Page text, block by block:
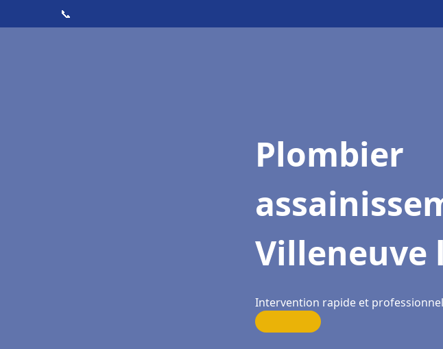
📞
Plombier
Villeneuve
Intervention rapide et